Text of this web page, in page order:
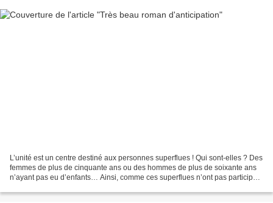
L’unité est un centre destiné aux personnes superflues ! Qui sont-elles ? Des
femmes de plus de cinquante ans ou des hommes de plus de soixante ans
n’ayant pas eu d’enfants… Ainsi, comme ces superflues n’ont pas participé à